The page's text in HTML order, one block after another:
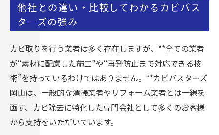
他社との違い・比較してわかるカビバス
ターズの強み
カビ取りを行う業者は多く存在しますが、**全ての業者
が“素材に配慮した施工”や“再発防止まで対応できる技
術”を持っているわけではありません。**カビバスターズ
岡山は、一般的な清掃業者やリフォーム業者とは一線を
画す、カビ除去に特化した専門会社として多くのお客様
から支持をいただいています。